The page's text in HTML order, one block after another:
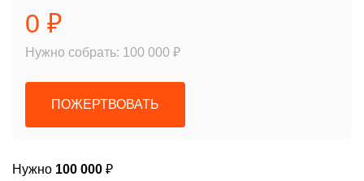
0 ₽
Нужно собрать: 100 000 ₽
ПОЖЕРТВОВАТЬ
Нужно 100 000 ₽